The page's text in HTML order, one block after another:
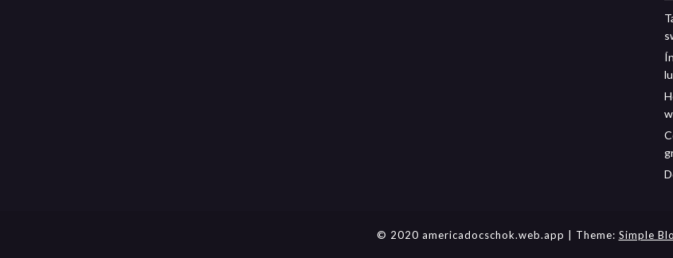
© 2020 americadocschok.web.app | Theme: Simple